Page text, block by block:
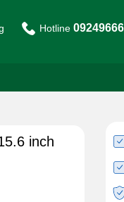
Hotline
inch